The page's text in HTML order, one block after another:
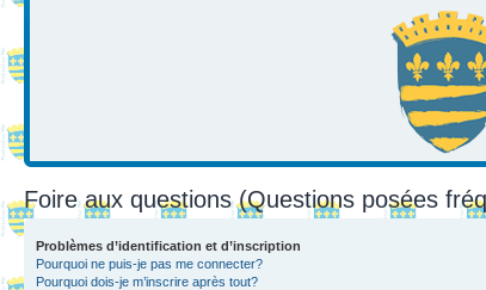
Foire aux questions (Questions posées
Problèmes d’identification et d’inscription
Pourquoi ne puis-je pas me connecter?
Pourquoi dois-je m’inscrire après tout?